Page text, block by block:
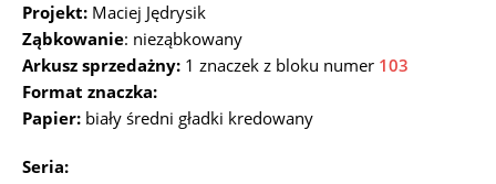
Projekt: Maciej Jędrysik
Ząbkowanie: nieząbkowany
Arkusz sprzedażny: 1 znaczek z bloku numer 103
Format znaczka:
Papier: biały średni gładki kredowany
Seria: